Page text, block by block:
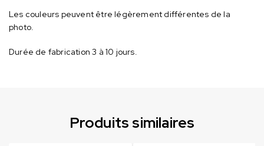
Les couleurs peuvent être légèrement différentes de la
photo.
Durée de fabrication 3 à 10 jours.
Produits similaires